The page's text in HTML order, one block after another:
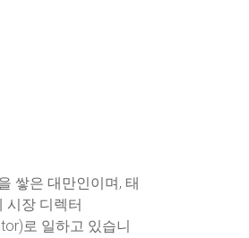
쌓은 대만인이며, 태
시장 디렉터
로 일하고 있습니